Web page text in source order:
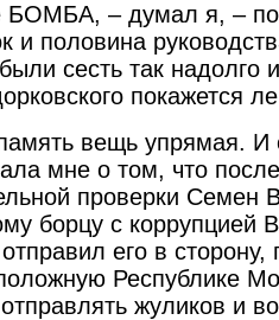
БОМБА, – думал я, –
и половина
сесть так надолго
покажется
вещь упрямая. И
мне о том, что после
проверки Семен
борцу с коррупцией
его в сторону,
Республике
жуликов и